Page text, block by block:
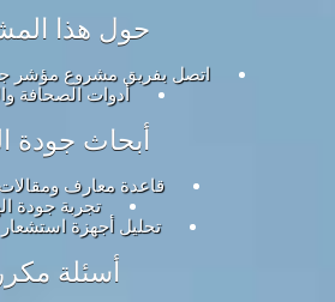
حول هذا
اتصل بفريق مشروع مؤشر
أدوات الصحافة
أبحاث جودة
قاعدة معارف
تجربة جودة
تحليل أجهزة استشعار
أسئلة